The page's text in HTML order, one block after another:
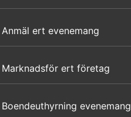
Anmäl ert evenemang
Marknadsför ert företag
Boendeuthyrning evenemang